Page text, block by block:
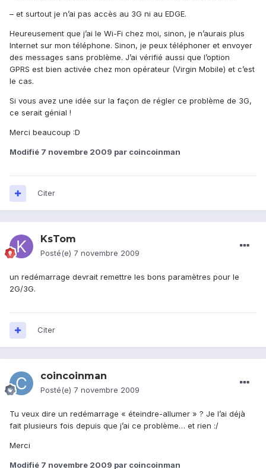
– et surtout je n’ai pas accès au 3G ni au EDGE.
Heureusement que j’ai le Wi-Fi chez moi, sinon, je n’aurais plus
Internet sur mon téléphone. Sinon, je peux téléphoner et envoyer
des messages sans problème. J’ai vérifié aussi que l’option
GPRS est bien activée chez mon opérateur (Virgin Mobile) et c’est
le cas.
Si vous avez une idée sur la façon de régler ce problème de 3G,
ce serait génial !
Merci beaucoup :D
Modifié 7 novembre 2009 par coincoinman
Citer
KsTom
Posté(e) 7 novembre 2009
un redémarrage devrait remettre les bons paramètres pour le
2G/3G.
Citer
coincoinman
Posté(e) 7 novembre 2009
Tu veux dire un redémarrage « éteindre-allumer » ? Je l’ai déjà
fait plusieurs fois depuis que j’ai ce problème… et rien :/
Merci
Modifié 7 novembre 2009 par coincoinman